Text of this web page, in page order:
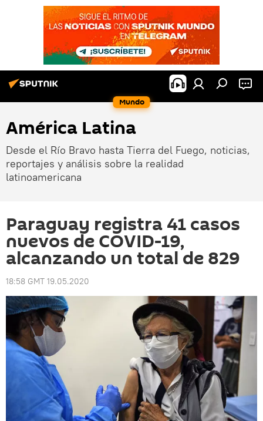
Mundo
América Latina
Desde el Río Bravo hasta Tierra del Fuego, noticias,
reportajes y análisis sobre la realidad
latinoamericana
Paraguay registra 41 casos
nuevos de COVID-19,
alcanzando un total de 829
18:58 GMT 19.05.2020